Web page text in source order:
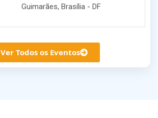
Guimarães, Brasília - DF
Ver Todos os Eventos